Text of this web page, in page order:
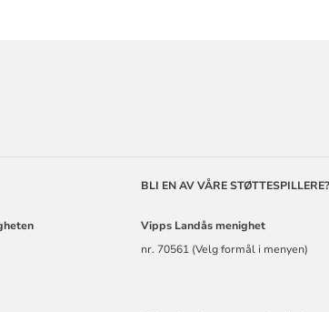
BLI EN AV VÅRE STØTTESPILLERE?
Vipps Landåsmenighet
nr. 70561 (Velg formål i menyen)